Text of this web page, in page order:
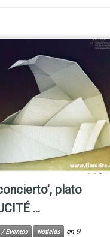
plato
...
Eventos Noticias en 9